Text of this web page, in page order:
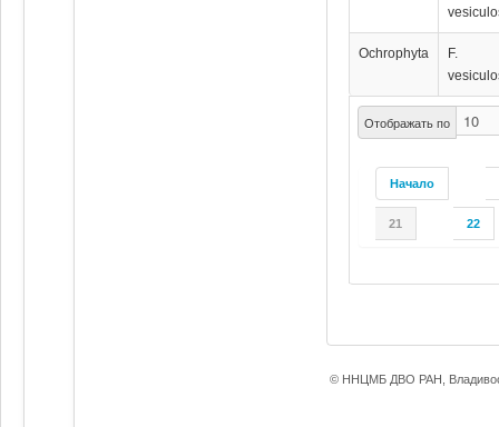
Отображать по
Начало
21 22
Ochrophyta
F.
© ННЦМБ ДВО РАН,